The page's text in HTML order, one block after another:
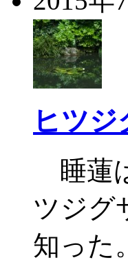
ヒツジ
睡蓮
ツジグ
知った